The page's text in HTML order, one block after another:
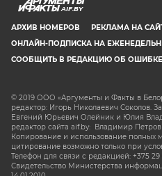
AIF.BY
АРХИВ НОМЕРОВ РЕКЛАМА НА
ОНЛАЙН-ПОДПИСКА НА
СООБЩИТЬ В РЕДАКЦИЮ ОБ ОШИБКЕ
© 2019 ООО «Аргументы и Факты в
редактор: Игорь Николаевич Соколов.
Евгений Юрьевич Олейник и Юлия
редактор сайта aif.by: Владимир
Копирование и использование полных
цитирование возможно только при
Телефон для связи с редакцией: +375 29
Свидетельство Министерства